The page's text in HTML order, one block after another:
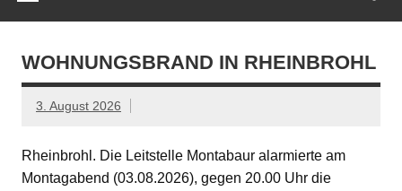
WOHNUNGSBRAND IN RHEINBROHL
3. August 2026
Rheinbrohl. Die Leitstelle Montabaur alarmierte am
Montagabend (03.08.2026), gegen 20.00 Uhr die